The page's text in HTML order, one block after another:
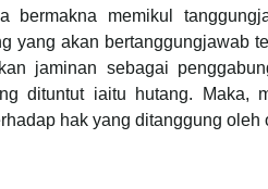
bermakna memikul
yang akan bertanggungjawab
jaminan sebagai
dituntut iaitu hutang. Maka,
hak yang ditanggung oleh